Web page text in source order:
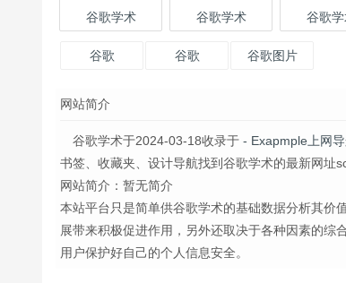
谷歌学术 谷歌学术 谷歌
谷歌 谷歌 谷歌图片
网站简介
谷歌学术于2024-03-18收录于 - Exapmple上网
书签、收藏夹、设计导航找到谷歌学术的最新网址
网站简介：暂无简介
本站平台只是简单供谷歌学术的基础数据分析其价
展带来积极促进作用，另外还取决于各种因素的综
用户保护好自己的个人信息安全。